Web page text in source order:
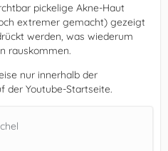
pickelige Akne-Haut
extremer gemacht) gezeigt
werden, was wiederum
rauskommen.
nur innerhalb der
der Youtube-Startseite.